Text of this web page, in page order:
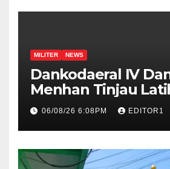
MILITER NEWS
Dankodaeral IV
Menhan Tinjau
Operasi TNI
06/08/26 6:08PM EDITOR1